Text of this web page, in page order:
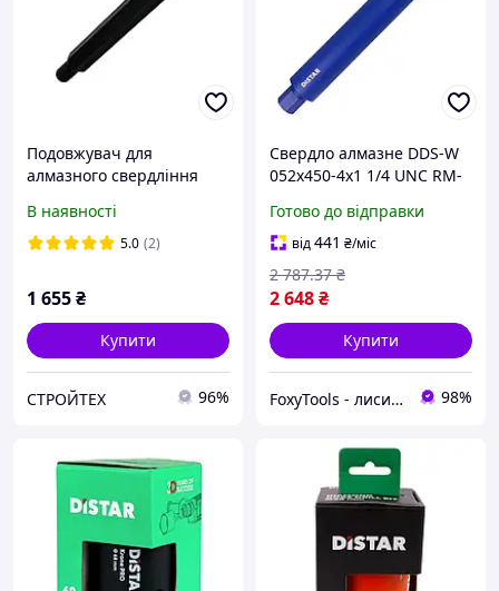
Подовжувач для
алмазного свердління
В наявності
5.0 (2)
1 655₴
Купити
СТРОЙТЕХ 96%
Свердло алмазне DDS-W
052x450-4x1 1/4 UNC RM-
Готово до відправки
від441 ₴/міс
2 648₴
2 787.37 ₴
Купити
FoxyTools - лисичка без інструменту не лишить! 98%